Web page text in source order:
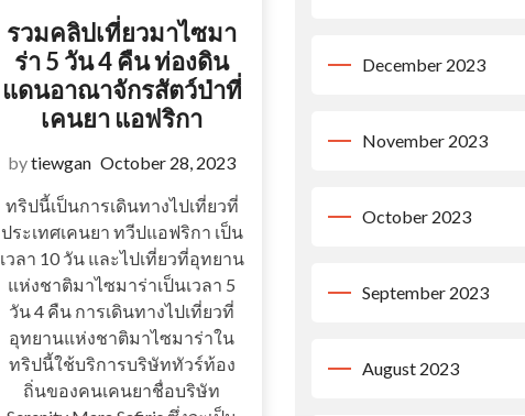
รวมคลิปเที่ยวมาไซมา
ร่า 5 วัน 4 คืน ท่องดิน
แดนอาณาจักรสัตว์ป่าที่
เคนยา แอฟริกา
bytiewgan October 28, 2023
ทริปนี้เป็นการเดินทางไปเที่ยวที่
ประเทศเคนยา ทวีปแอฟริกา เป็น
เวลา 10 วัน และไปเที่ยวที่อุทยาน
แห่งชาติมาไซมาร่าเป็นเวลา 5
วัน 4 คืน การเดินทางไปเที่ยวที่
อุทยานแห่งชาติมาไซมาร่าใน
ทริปนี้ใช้บริการบริษัททัวร์ท้อง
ถิ่นของคนเคนยาชื่อบริษัท
December 2023
November 2023
October 2023
September 2023
August 2023